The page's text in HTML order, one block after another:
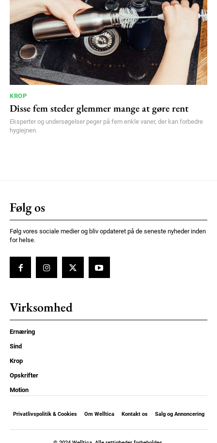
KROP
Disse fem steder glemmer mange at gøre rent
Eksperter og undersøgelser peger på fem enkle vaner, der kan forbedre
hygiejnen.
Følg os
Følg vores sociale medier og bliv opdateret på de seneste nyheder inden
for helse.
Virksomhed
Ernæring
Sind
Krop
Opskrifter
Motion
Privatlivspolitik & Cookies Om Welltica Kontakt os Salg og Annoncering